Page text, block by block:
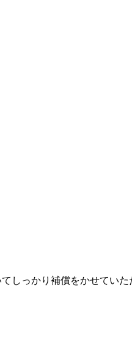
しっかり補償をかせていた